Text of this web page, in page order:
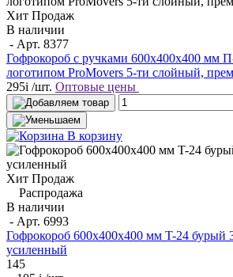
Хит Продаж
В наличии
- Арт. 8377
Гофрокороб с ручками 600х400х400 мм
логотипом ProMovers 5-ти слойный,
295i /шт. Оптовые цены
В корзину
Хит Продаж
Распродажа
В наличии
- Арт. 6993
Гофрокороб 600x400x400 мм T-24 бурый
усиленный
145